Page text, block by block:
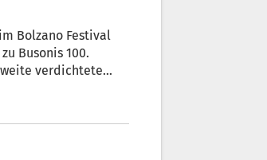
Bolzano Festival
Busonis 100.
verdichtete